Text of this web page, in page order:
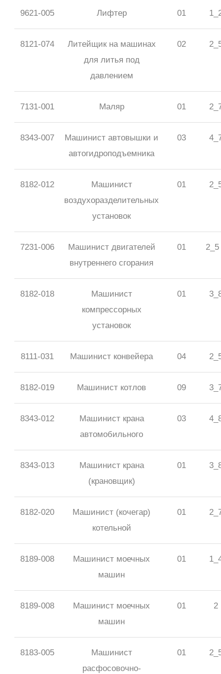
9621-005 Лифтер 01
8121-074
Литейщик на машинах
для литья под
давлением
02
7131-001 Маляр 01
8343-007
Машинист автовышки и
автогидроподъемника
03
8182-012
Машинист
воздухоразделительных
установок
01
7231-006
Машинист двигателей
внутреннего сгорания
01 2_5
8182-018
Машинист
компрессорных
установок
01
8111-031 Машинист конвейера 04
8182-019 Машинист котлов 09
8343-012
Машинист крана
автомобильного
03
8343-013
Машинист крана
(крановщик)
01
8182-020
Машинист (кочегар)
котельной
01
8189-008
Машинист моечных
машин
01
8189-008
Машинист моечных
машин
01 2
8183-005
Машинист
расфосовочно-
01